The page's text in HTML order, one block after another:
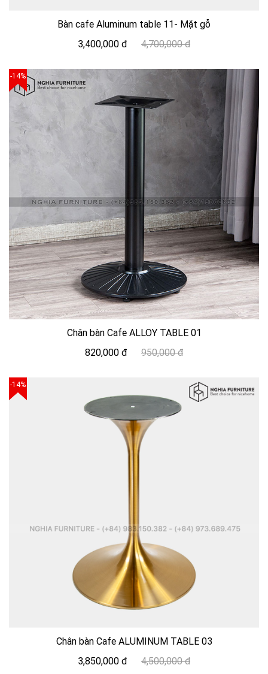
Bàn cafe Aluminum table 11- Mặt gỗ
3,400,000 đ
4,700,000 đ
-14%
Chân bàn Cafe ALLOY TABLE 01
820,000 đ
950,000 đ
-14%
Chân bàn Cafe ALUMINUM TABLE 03
3,850,000 đ
4,500,000 đ